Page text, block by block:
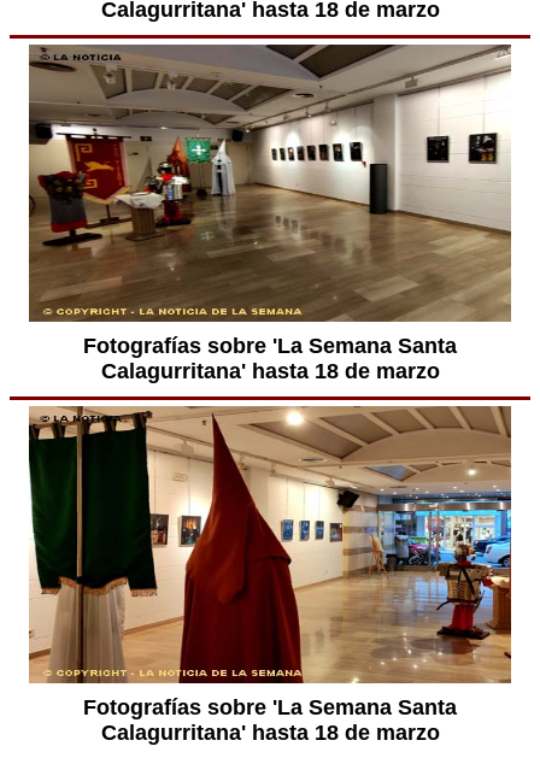
Calagurritana' hasta 18 de marzo
Fotografías sobre 'La Semana Santa
Calagurritana' hasta 18 de marzo
Fotografías sobre 'La Semana Santa
Calagurritana' hasta 18 de marzo